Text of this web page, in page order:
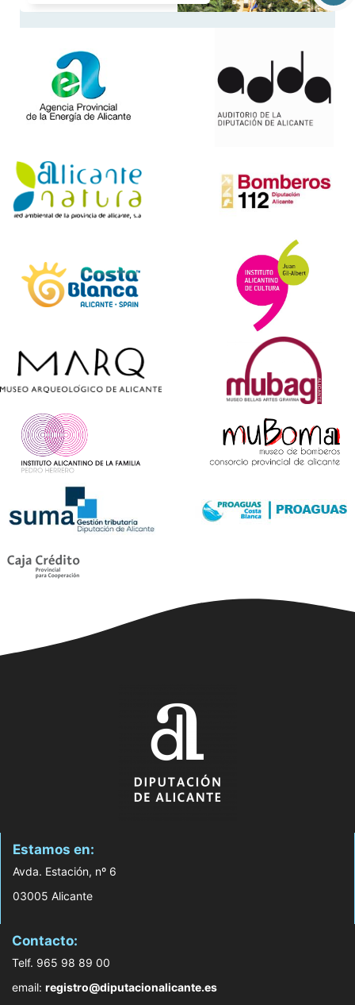
Estamos en:
Avda. Estación, nº 6
03005 Alicante
Contacto:
Telf. 965 98 89 00
email: registro@diputacionalicante.es